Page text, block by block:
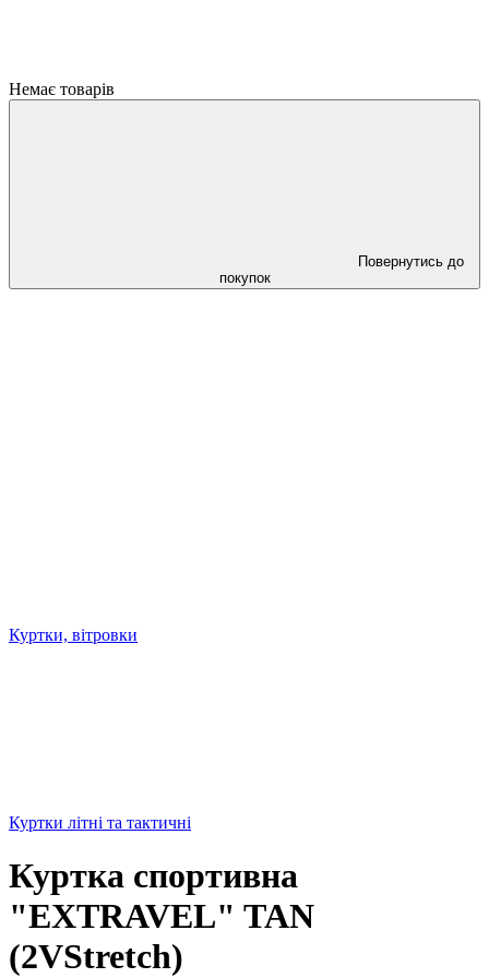
Немає товарів
Повернутись до
покупок
Куртки, вітровки
Куртки літні та тактичні
Куртка спортивна
"EXTRAVEL" TAN
(2VStretch)